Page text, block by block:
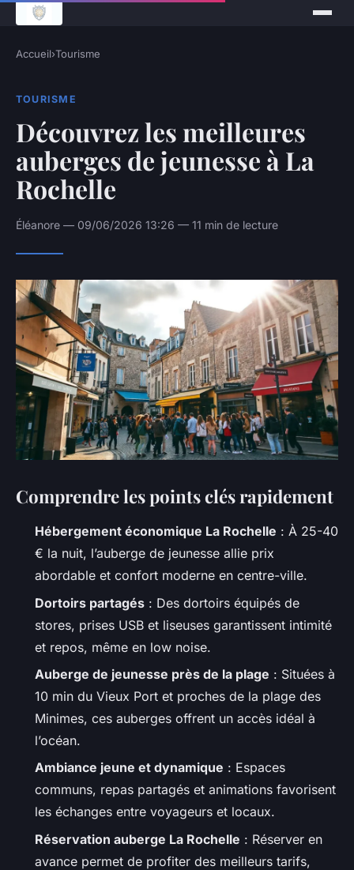
Accueil›Tourisme
TOURISME
Découvrez les meilleures
auberges de jeunesse à La
Rochelle
Éléanore — 09/06/2026 13:26 — 11 min de lecture
Comprendre les points clés rapidement
Hébergement économique La Rochelle : À 25-40
€ la nuit, l’auberge de jeunesse allie prix
abordable et confort moderne en centre-ville.
Dortoirs partagés : Des dortoirs équipés de
stores, prises USB et liseuses garantissent intimité
et repos, même en low noise.
Auberge de jeunesse près de la plage : Situées à
10 min du Vieux Port et proches de la plage des
Minimes, ces auberges offrent un accès idéal à
l’océan.
Ambiance jeune et dynamique : Espaces
communs, repas partagés et animations favorisent
les échanges entre voyageurs et locaux.
Réservation auberge La Rochelle : Réserver en
avance permet de profiter des meilleurs tarifs,